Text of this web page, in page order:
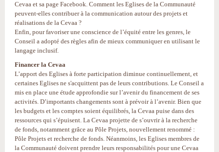
Cevaa et sa page Facebook. Comment les Eglises de la Communauté
peuvent-elles contribuer à la communication autour des projets et
réalisations de la Cevaa ?
Enfin, pour favoriser une conscience de l’équité entre les genres, le
Conseil a adopté des règles afin de mieux communiquer en utilisant le
langage inclusif.
Financer la Cevaa
L’apport des Eglises à forte participation diminue continuellement, et
certaines Eglises ne s'acquittent pas de leurs contributions. Le Conseil a
mis en place une étude approfondie sur l’avenir du financement de ses
activités. D’importants changements sont à prévoir à l’avenir. Bien que
les budgets et les comptes soient équilibrés, la Cevaa puise dans des
ressources qui s’épuisent. La Cevaa projette de s’ouvrir à la recherche
de fonds, notamment grâce au Pôle Projets, nouvellement renommé :
Pôle Projets et recherche de fonds. Néanmoins, les Eglises membres de
la Communauté doivent prendre leurs responsabilités pour une Cevaa